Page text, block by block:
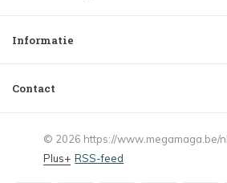
Informatie
Contact
© 2026 https://www.megamaga.be/
Plus+ RSS-feed